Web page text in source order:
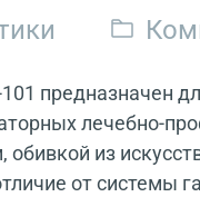
предназначен
лечебно-
из
от системы